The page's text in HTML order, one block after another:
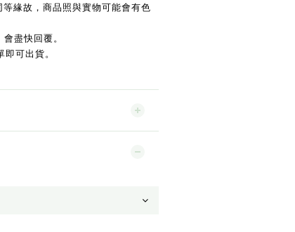
緣故，商品照與實物可能會有色
盡快回覆。
可出貨。